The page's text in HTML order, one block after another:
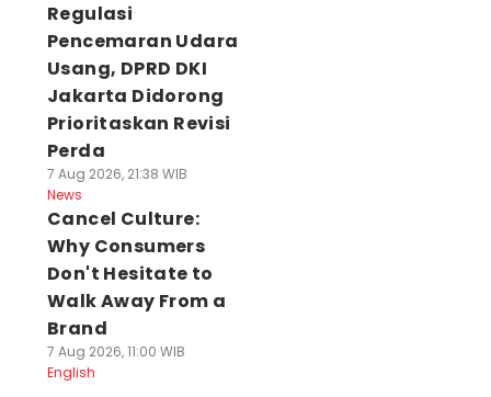
Regulasi
Pencemaran Udara
Usang, DPRD DKI
Jakarta Didorong
Prioritaskan Revisi
Perda
7 Aug 2026, 21:38 WIB
News
Cancel Culture:
Why Consumers
Don't Hesitate to
Walk Away From a
Brand
7 Aug 2026, 11:00 WIB
English